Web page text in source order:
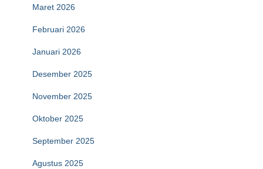
Maret 2026
Februari 2026
Januari 2026
Desember 2025
November 2025
Oktober 2025
September 2025
Agustus 2025